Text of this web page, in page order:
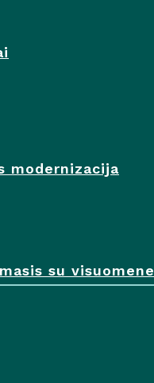
modernizacija
su visuomene